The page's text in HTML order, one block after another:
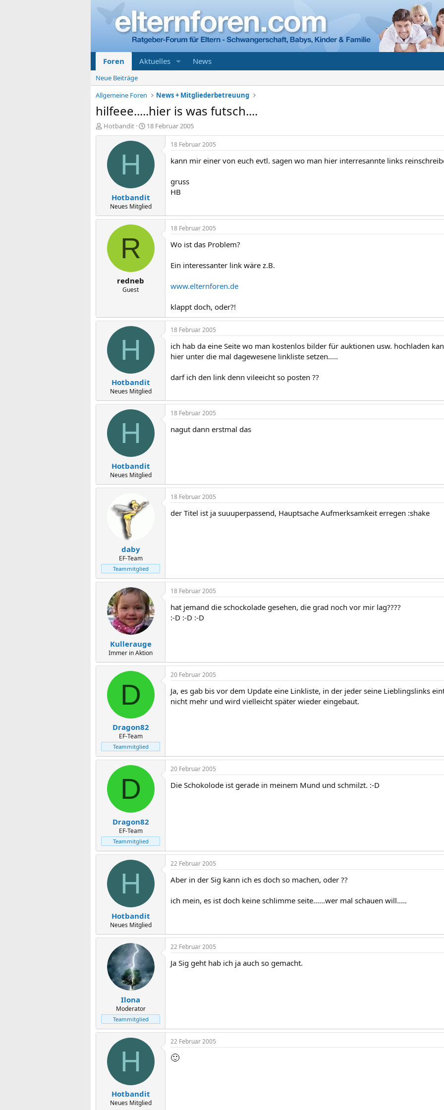
Foren Aktuelles News
Neue Beiträge
Allgemeine Foren
News + Mitgliederbetreuung
hilfeee.....hier is was futsch....
E
r
Hotbandit
E
r
a
m
18 Februar 2005
H
Hotbandit
Neues Mitglied
18 Februar 2005
kann mir einer von euch evtl. sagen wo man hier interresannte links
gruss
HB
R
redneb
Guest
18 Februar 2005
Wo ist das Problem?
Ein interessanter link wäre z.B.
www.elternforen.de
klappt doch, oder?!
H
Hotbandit
Neues Mitglied
18 Februar 2005
ich hab da eine Seite wo man kostenlos bilder für auktionen usw. hochladen
hier unter die mal dagewesene linkliste setzen.....
darf ich den link denn vileeicht so posten ??
H
Hotbandit
Neues Mitglied
18 Februar 2005
nagut dann erstmal das
daby
EF-Team
Teammitglied
18 Februar 2005
der Titel ist ja suuuperpassend, Hauptsache Aufmerksamkeit erregen :shake
Kullerauge
Immer in Aktion
18 Februar 2005
hat jemand die schockolade gesehen, die grad noch vor mir lag????
:-D :-D :-D
D
Dragon82
EF-Team
Teammitglied
20 Februar 2005
Ja, es gab bis vor dem Update eine Linkliste, in der jeder seine Lieblingslinks
nicht mehr und wird vielleicht später wieder eingebaut.
D
Dragon82
EF-Team
Teammitglied
20 Februar 2005
Die Schokolode ist gerade in meinem Mund und schmilzt. :-D
H
Hotbandit
Neues Mitglied
22 Februar 2005
Aber in der Sig kann ich es doch so machen, oder ??
ich mein, es ist doch keine schlimme seite......wer mal schauen will.....
Ilona
Moderator
Teammitglied
22 Februar 2005
Ja Sig geht hab ich ja auch so gemacht.
H
Hotbandit
Neues Mitglied
22 Februar 2005
🙂